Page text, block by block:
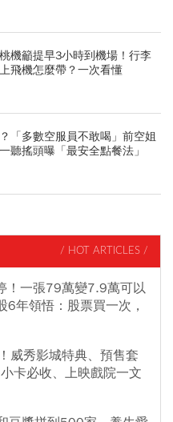
機籲提早3小時到機場！行李
飛機怎麼帶？一次看懂
「多數空服員不敢喝」前空姐
搖頭曝「最安全點餐法」
/ HOT ARTICLES /
！一張79萬變7.9萬可以
年領悟：股票買一次，
威秀影城特典、預售套
卡必收、上映戲院一文